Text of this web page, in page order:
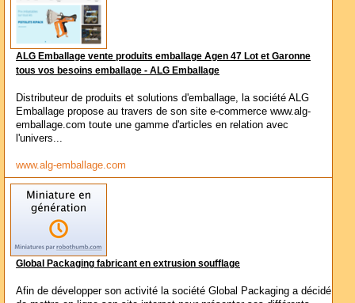
ALG Emballage vente produits emballage Agen 47 Lot et Garonne
tous vos besoins emballage - ALG Emballage
Distributeur de produits et solutions d'emballage, la société ALG
Emballage propose au travers de son site e-commerce www.alg-
emballage.com toute une gamme d'articles en relation avec
l'univers...
www.alg-emballage.com
Global Packaging fabricant en extrusion soufflage
Afin de développer son activité la société Global Packaging a décidé